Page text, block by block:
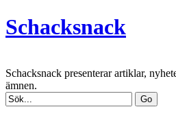
Schacksnack
Schacksnack presenterar artiklar,
ämnen.